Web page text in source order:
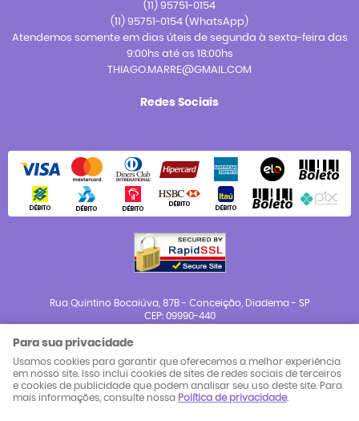
(11) 95751-0154
(11) 95751-0154 (WhatsApp)
Atendemos somente em dias úteis de segunda à sexta-feira das
9:00hs até as 18:00hs
THIAGO.MARRE@GMAIL.COM
Redes Sociais
Rua Quintino Bocaiúva, 87B- Conceição, Diadema- SP
CEP: 09990-440
LOJA VIRTUAL CRIADA POR
Para sua privacidade
Usamos cookies para garantir que oferecemos a melhor experiência
em nosso site. Isso inclui cookies de sites de redes sociais de terceiros
e cookies de publicidade que podem analisar seu uso deste site. Para
mais informações, consulte nossa Política de privacidade.